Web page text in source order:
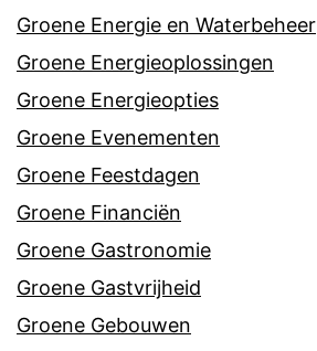
Groene Energie en Waterbeheer
Groene Energieoplossingen
Groene Energieopties
Groene Evenementen
Groene Feestdagen
Groene Financiën
Groene Gastronomie
Groene Gastvrijheid
Groene Gebouwen